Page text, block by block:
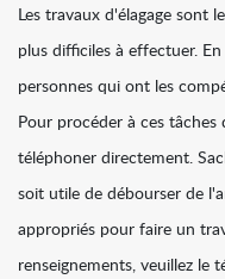
Les travaux d'élagage sont
plus difficiles à effectuer.
personnes qui ont les
Pour procéder à ces
téléphoner directement.
soit utile de débourser de
appropriés pour faire un
renseignements, veuillez le